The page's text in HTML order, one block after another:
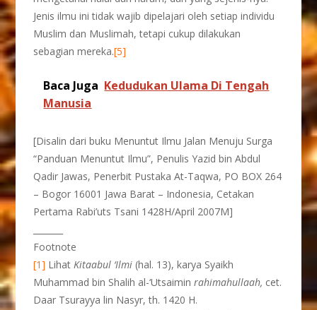
Jenis ilmu ini tidak wajib dipelajari oleh setiap individu
Muslim dan Muslimah, tetapi cukup dilakukan
sebagian mereka.[5]
Baca Juga Kedudukan Ulama Di Tengah
Manusia
[Disalin dari buku Menuntut Ilmu Jalan Menuju Surga
“Panduan Menuntut Ilmu”, Penulis Yazid bin Abdul
Qadir Jawas, Penerbit Pustaka At-Taqwa, PO BOX 264
– Bogor 16001 Jawa Barat – Indonesia, Cetakan
Pertama Rabi’uts Tsani 1428H/April 2007M]
Footnote
[1] LihatKitaabul ‘Ilmi (hal. 13), karya Syaikh
Muhammad bin Shalih al-‘Utsaiminrahimahullaah, cet.
Daar Tsurayya lin Nasyr, th. 1420 H.